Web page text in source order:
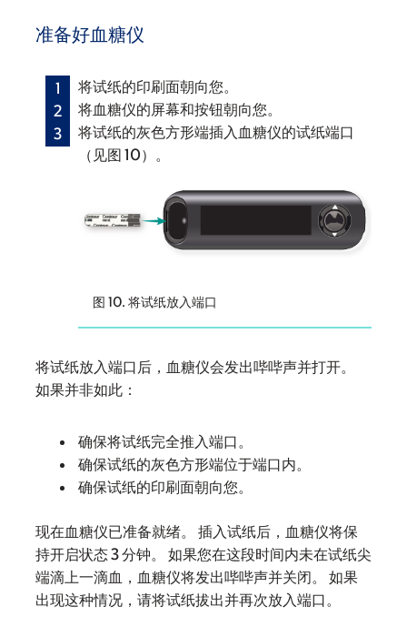
准备好血糖仪
将试纸的印刷面朝向您。
将血糖仪的屏幕和按钮朝向您。
将试纸的灰色方形端插入血糖仪的试纸端口
（见图 10）。
图 10. 将试纸放入端口
将试纸放入端口后，血糖仪会发出哔哔声并打开。
如果并非如此：
确保将试纸完全推入端口。
确保试纸的灰色方形端位于端口内。
确保试纸的印刷面朝向您。
现在血糖仪已准备就绪。 插入试纸后，血糖仪将保
持开启状态 3 分钟。 如果您在这段时间内未在试纸尖
端滴上一滴血，血糖仪将发出哔哔声并关闭。 如果
出现这种情况，请将试纸拔出并再次放入端口。